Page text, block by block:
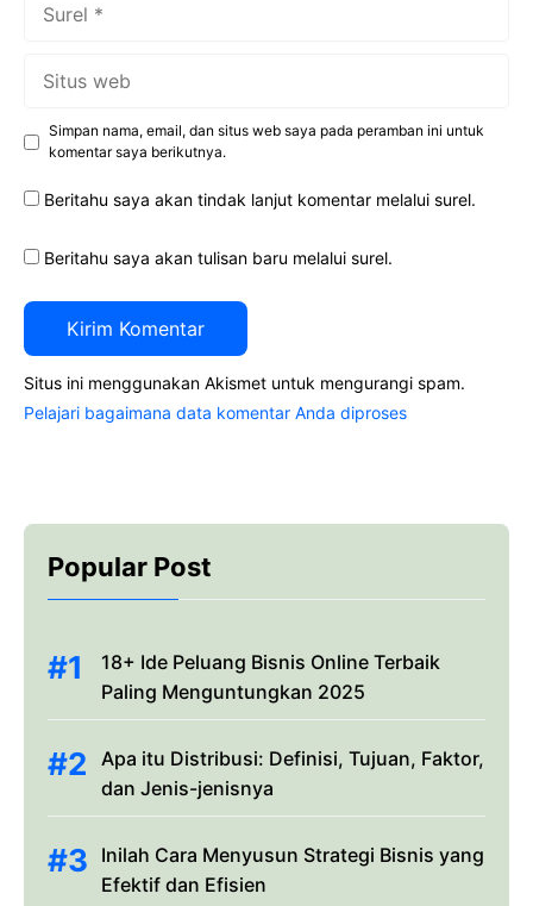
Simpan nama, email, dan situs web saya pada peramban ini untuk
komentar saya berikutnya.
Beritahu saya akan tindak lanjut komentar melalui surel.
Beritahu saya akan tulisan baru melalui surel.
Situs ini menggunakan Akismet untuk mengurangi spam.
Pelajari bagaimana data komentar Anda diproses
Popular Post
18+ Ide Peluang Bisnis Online Terbaik
Paling Menguntungkan 2025
Apa itu Distribusi: Definisi, Tujuan, Faktor,
dan Jenis-jenisnya
Inilah Cara Menyusun Strategi Bisnis yang
Efektif dan Efisien